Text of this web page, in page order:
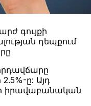
գույքի
դեպքում
ը: Այդ
իրավաբանական